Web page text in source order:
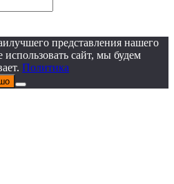
представления нашего
сайт, мы будем
Политика